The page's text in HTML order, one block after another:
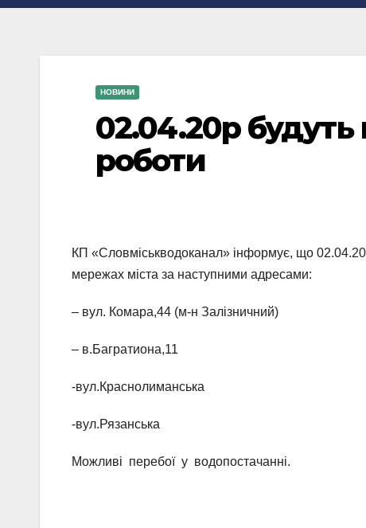
НОВИНИ
02.04.20р
роботи
КП «Словміськводоканал» інформує, що
мережах міста за наступними адресами:
– вул. Комара,44 (м-н Залізничний)
– в.Багратиона,11
-вул.Краснолиманська
-вул.Рязанська
Можливі перебої у водопостачанні.